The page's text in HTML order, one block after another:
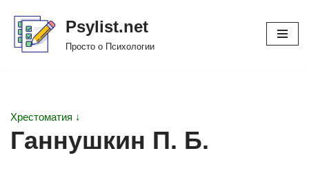
Перейти
Psylist.net
Просто о Психологии
Хрестоматия ↓
Ганнушкин П. Б.